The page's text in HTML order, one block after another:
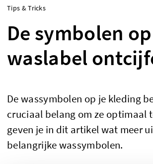
Tips & Tricks
De symbolen
waslabel
De wassymbolen op je kleding
cruciaal belang om ze optimaal
geven je in dit artikel wat meer
belangrijke wassymbolen.